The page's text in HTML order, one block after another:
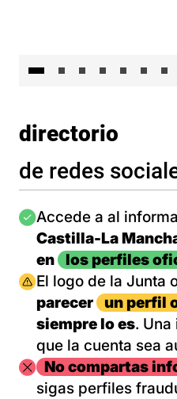
directorio
de redes
Imagen
Accede a al
Castilla-La
en
los perfiles
Imagen
El logo de la Junta
parecer
un perfil
siempre lo es.
que la cuenta sea
ImagenNo compartas
sigas perfiles